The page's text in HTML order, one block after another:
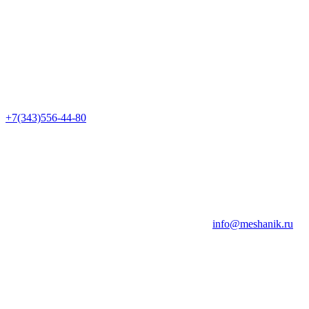
+7(343)556-44-80
info@meshanik.ru